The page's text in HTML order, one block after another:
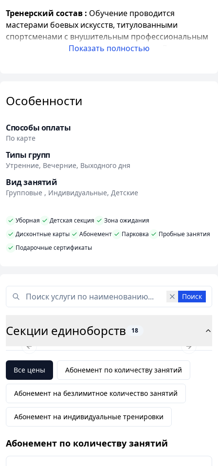
Тренерский состав : Обучение проводится
мастерами боевых искусств, титулованными
спортсменами с внушительным профессиональным
стажем и многочисленными наградами. Все тренеры
спортивную форму.
развиваться в теплой дружественной атмосфере
могут взрослые, подростки и дети в возрасте от 4
лет. В основе тренировок лежат специальные
программы, новейшие и классические технологии,
эффективные методики, позволяющие ежедневно
прогрессировать и добиваться отличных
результатов.
Академия предлагает обучение по следующим
направлениям:
• спортивное самбо;
сковывающе-захватную и специальную техники);
• дзюдо (японское боевое искусство, основанное на
• бразильское джиу-джитсу и грепплинг (спортивное
единоборство, которое строится на борьбе в
партере, болевых и удушающих приемах);
• самооборона (обучение навыкам самообороны и
самостраховки при нападениях, построение
правильной модели поведения в критических
ситуациях и т.д.);
• классический бокс;
• муай-тай.
Показать полностью
Особенности
Способы оплаты
По карте
Типы групп
Утренние, Вечерние, Выходного дня
Вид занятий
Групповые , Индивидуальные, Детские
Уборная Детская секция
Зона ожидания
Дисконтные карты
Абонемент Парковка
Пробные занятия
Подарочные сертификаты
Поиск
Секции единоборств 18
Previous slide Next
Все цены Абонемент по количеству занятий
Абонемент на безлимитное количество занятий
Абонемент на индивидуальные тренировки
Абонемент по количеству занятий